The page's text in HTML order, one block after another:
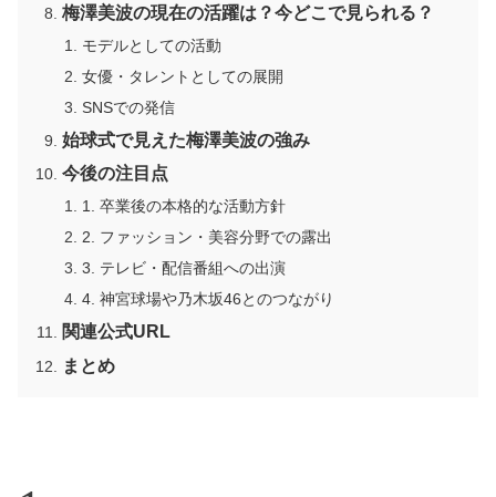
梅澤美波の現在の活躍は？今どこで見られる？
モデルとしての活動
女優・タレントとしての展開
SNSでの発信
始球式で見えた梅澤美波の強み
今後の注目点
1. 卒業後の本格的な活動方針
2. ファッション・美容分野での露出
3. テレビ・配信番組への出演
4. 神宮球場や乃木坂46とのつながり
関連公式URL
まとめ